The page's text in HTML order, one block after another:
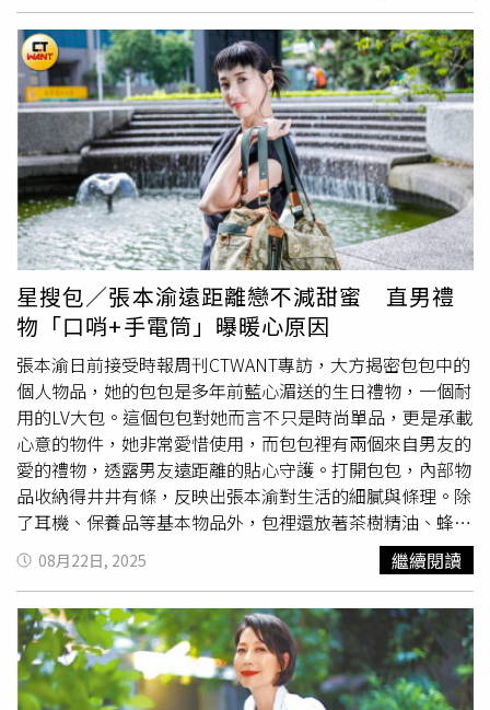
重要。她說：「不要被書上的牌義限制，第一眼的感受才是
最真實的答案。」油米、伶伶與凱莉也在體驗中發現，每個
人對同一張牌的解讀不同，卻都能連結到自身的狀態。這讓
她再次強調：「塔羅不是神秘的魔法，而是一面鏡子，讓我
們看見自己內在的聲音。」感恩與正能量：生命的課題除了
塔羅，壽司更分享了自己的生活哲學。她坦言過去曾因追逐
流量而感到痛苦，但現在更懂得全力以赴做真正喜歡的事。
她每天睡前會做「感恩冥想」，感謝生活中微小的幸運，從
太陽、路人的微笑，到與朋友的對話。她說：「感恩讓我們
的頻率提升，內在的匱乏就會被富足感覆蓋。」人生使命：
在時機中被觸發壽司也聊到「人生使命」這個議題。她認為
使命並不是一開始就能清楚知道，而是需要透過時間與經歷
逐漸顯現。她舉例：「如果二十歲有人告訴我塔羅是我的使
命，我絕對不會相信。但等到時間到了，緣分到了，答案自
然會浮現。」感情、工作與未來：占卜最常遇見的問題節目
尾聲，主持人們好奇壽司最常被問到的問題，她笑說：「當
然是感情啊！」從復合的可能性，到另一半的心意，都是人
們最關心的議題。但她也提醒，塔羅並非絕對答案，而是提
供不同角度的思考與建議。這一集的《歡迎光靈 慢慢
聊》，讓聽眾不只看見壽司從模特兒、美姿美儀講師到塔羅
老師的多重身份，更聽見她如何透過自我修煉找到內在富足
的力量。油米、伶伶與凱莉的互動，也讓節目充滿笑聲與共
鳴。壽司的故事告訴我們：在人生的不同階段，找到屬於自
己的節奏與使命，就是最美的修煉。壽司：
https://www.instagram.com/sushimeimei/
時許接獲報案，指有男子無呼吸心跳需警方到場，員警趕赴
現場後，發現報案人是「藝識流」心靈療癒學院王姓營運
長，王男聲稱原本在休息的林男突然失去呼吸心跳，警方通
報119到場救護，經送往內湖三總急救後，仍於翌（30）日
1時許宣告不治。警方調查，林男在去年底參加該心靈療癒
學院，並在今年5月住進學院，警方發現林男的臉部、腰部
有多處瘀青外傷，且骨瘦如柴，懷疑生前可能遭虐，遂報請
檢察官相驗及指揮偵辦，以追查釐清林男死因。據了解，該
學院創辦人為40歲王姓女子，號稱可透過宇宙能量獲得心靈
療癒及揚生，平日會進行五體投地大禮膜拜及拍打後腰等流
程。案發當時，王女及37歲吳姓執行長、33歲王姓營運
長、38歲林姓療癒顧問等4人，正在替林男做大禮拜「突破
關卡」，林男卻突然失去生命跡象。警方鑑識人員到場採
證，查扣現場監視器主機等證物，並通知死者家屬及王女等
4名在場人到派出所製作筆錄，檢察官相驗認為有調查必
要，昨日指揮專案小組持搜索票搜索該學院，並拘提王女等
4人，4人均否認對死者進行囚禁或施暴不給飲食的情事。警
詢後，依殺人等罪嫌移送台北地檢署偵辦。
星搜包／張本渝遠距離戀不減甜蜜 直男禮
物「口哨+手電筒」曝暖心原因
張本渝日前接受時報周刊CTWANT專訪，大方揭密包包中的
個人物品，她的包包是多年前藍心湄送的生日禮物，一個耐
用的LV大包。這個包包對她而言不只是時尚單品，更是承載
心意的物件，她非常愛惜使用，而包包裡有兩個來自男友的
愛的禮物，透露男友遠距離的貼心守護。打開包包，內部物
品收納得井井有條，反映出張本渝對生活的細膩與條理。除
了耳機、保養品等基本物品外，包裡還放著茶樹精油、蜂
膠、蚊蟲藥、免洗筷、手帕和濕紙巾等各式小物，這些實用
的隨身物品顯示出她隨時為突發狀況做準備的習慣。張本渝
包包內部物品排列整齊，展現她的細心。（圖／趙文彬攝）
認為電池會造成環境的負擔，張本渝不習慣使用隨身電風
扇，在夏天她寧願自己動手搧風，包包裡一定要準備扇子。
此外，包裡還有粉絲送的小美人魚紀念品玩偶、次氯酸水，
08月22日, 2025 繼續閱讀